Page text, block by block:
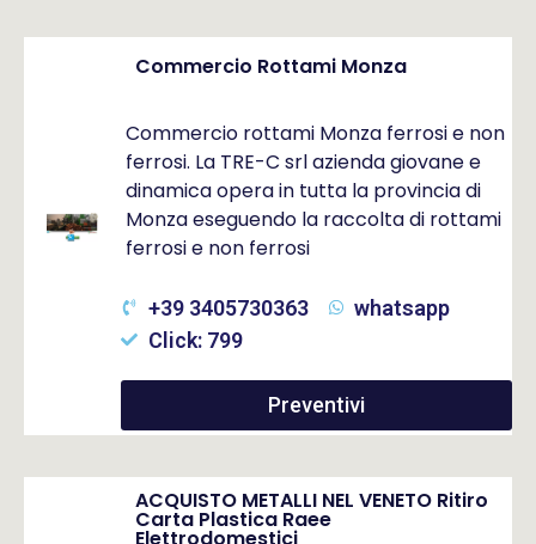
Commercio Rottami Monza
Commercio rottami Monza ferrosi e non
ferrosi. La TRE-C srl azienda giovane e
dinamica opera in tutta la provincia di
Monza eseguendo la raccolta di rottami
ferrosi e non ferrosi
+39 3405730363
whatsapp
Click: 799
Preventivi
ACQUISTO METALLI NEL VENETO Ritiro
Carta Plastica Raee